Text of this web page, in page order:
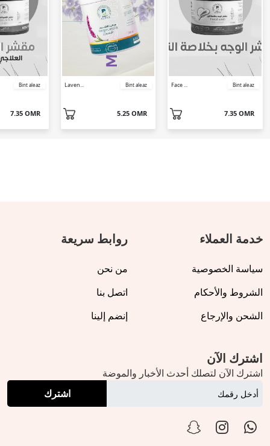
Bint aleaz
Face ...
7.35 OMR
Bint aleaz
Laven...
5.25 OMR
Bint aleaz
7.35 OMR
خدمة العملاء
سياسة الخصوصية
الشروط والأحكام
الشحن والإرجاع
روابط سريعة
من نحن
اتصل بنا
إنضم إلينا
اشترك الآن
اشترك الآن لتصلك أحدث الأخبار والموضة
اشترك